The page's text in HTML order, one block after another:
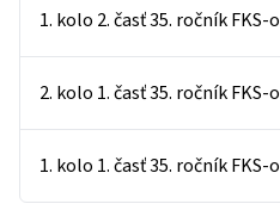
1. kolo 2. časť 35. ročník FKS-
2. kolo 1. časť 35. ročník FKS-
1. kolo 1. časť 35. ročník FKS-